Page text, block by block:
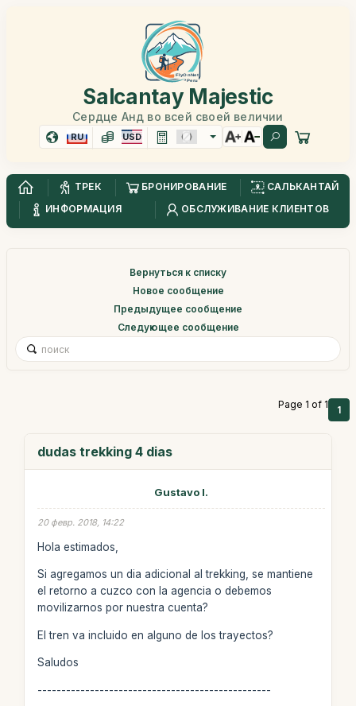
Salcantay Majestic
Сердце Анд во всей своей величии
RU USD
ТРЕК БРОНИРОВАНИЕ
САЛЬКАНТАЙ
ИНФОРМАЦИЯ
ОБСЛУЖИВАНИЕ КЛИЕНТОВ
Вернуться к списку
Новое сообщение
Предыдущее сообщение
Следующее сообщение
Page 1 of 1 1
dudas trekking 4 dias
Gustavo I.
20 февр. 2018, 14:22
Hola estimados,
Si agregamos un dia adicional al trekking, se mantiene
el retorno a cuzco con la agencia o debemos
movilizarnos por nuestra cuenta?
El tren va incluido en alguno de los trayectos?
Saludos
-------------------------------------------------